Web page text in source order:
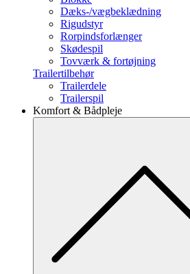
Dæks-/vægbeklædning
Rigudstyr
Rorpindsforlænger
Skødespil
Tovværk & fortøjning
Trailertilbehør
Trailerdele
Trailerspil
Komfort & Bådpleje